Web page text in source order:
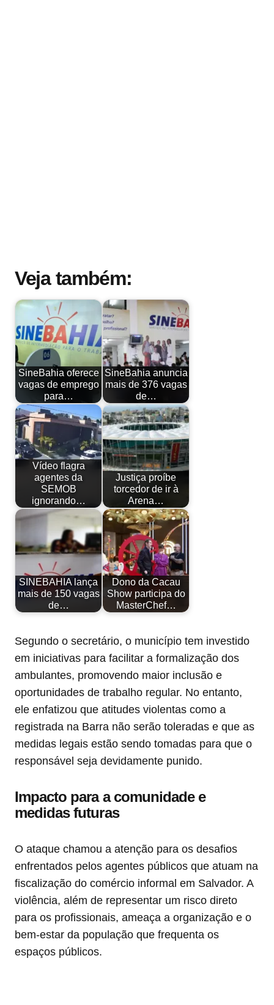
Veja também:
SineBahia oferece
vagas de emprego
para…
SineBahia anuncia
mais de 376 vagas
de…
Vídeo flagra
agentes da
SEMOB
ignorando…
Justiça proíbe
torcedor de ir à
Arena…
SINEBAHIA lança
mais de 150 vagas
de…
Dono da Cacau
Show participa do
MasterChef…
Segundo o secretário, o município tem investido
em iniciativas para facilitar a formalização dos
ambulantes, promovendo maior inclusão e
oportunidades de trabalho regular. No entanto,
ele enfatizou que atitudes violentas como a
registrada na Barra não serão toleradas e que as
medidas legais estão sendo tomadas para que o
responsável seja devidamente punido.
Impacto para a comunidade e
medidas futuras
O ataque chamou a atenção para os desafios
enfrentados pelos agentes públicos que atuam na
fiscalização do comércio informal em Salvador. A
violência, além de representar um risco direto
para os profissionais, ameaça a organização e o
bem-estar da população que frequenta os
espaços públicos.